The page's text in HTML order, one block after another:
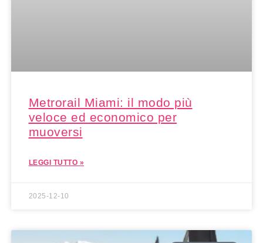
Metrorail Miami: il modo più
veloce ed economico per
muoversi
LEGGI TUTTO »
2025-12-10